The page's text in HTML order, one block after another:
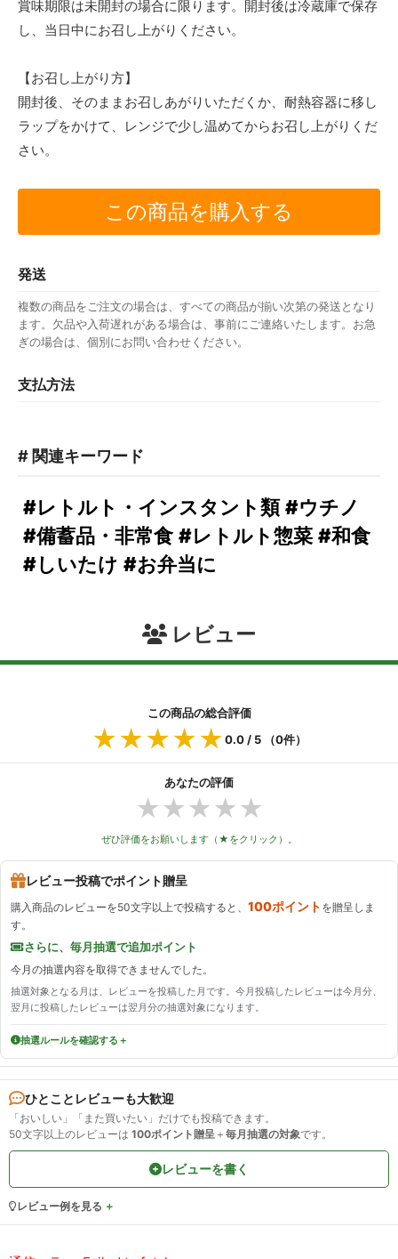
賞味期限は未開封の場合に限ります。開封後は冷蔵庫で保存
し、当日中にお召し上がりください。
【お召し上がり方】
開封後、そのままお召しあがりいただくか、耐熱容器に移し
ラップをかけて、レンジで少し温めてからお召し上がりくだ
さい。
この商品を購入する
発送
複数の商品をご注文の場合は、すべての商品が揃い次第の発送となり
ます。欠品や入荷遅れがある場合は、事前にご連絡いたします。お急
ぎの場合は、個別にお問い合わせください。
支払方法
# 関連キーワード
#レトルト・インスタント類
#レトルト惣菜
#ウチノ
#お弁当に
#備蓄品・非常食
#和食
#しいたけ
レビュー
この商品の総合評価
★★★★★
★★★★★0.0 / 5 （0件）
あなたの評価
★★★★★
ぜひ評価をお願いします（★をクリック）。
レビュー投稿でポイント贈呈
購入商品のレビューを50文字以上で投稿すると、 100ポイント を贈呈しま
す。
さらに、毎月抽選で追加ポイント
今月の抽選内容を取得できませんでした。
抽選対象となる月は、レビューを投稿した月です。今月投稿したレビューは今月分、
翌月に投稿したレビューは翌月分の抽選対象になります。
抽選ルールを確認する
ひとことレビューも大歓迎
「おいしい」「また買いたい」だけでも投稿できます。
50文字以上のレビューは 100ポイント贈呈 ＋ 毎月抽選の対象です。
レビューを書く
レビュー例を見る